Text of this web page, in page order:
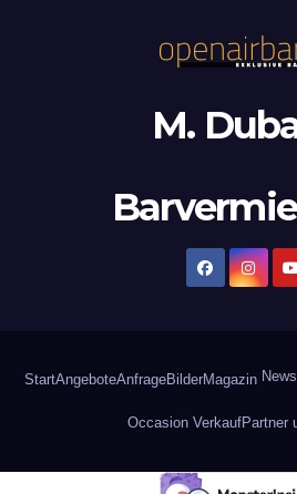
M.
StartAngeboteAnfrageBilderMagazin
Occasion VerkaufPartner